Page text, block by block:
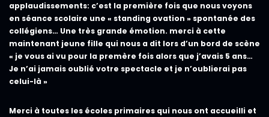
applaudissements: c’est la première fois que nous voyons
en séance scolaire une « standing ovation » spontanée des
collégiens… Une très grande émotion. merci à cette
maintenant jeune fille qui nous a dit lors d’un bord de scène
« je vous ai vu pour la premère fois alors que j’avais 5 ans…
Je n’ai jamais oublié votre spectacle et je n’oublierai pas
celui-là »
Merci à toutes les écoles primaires qui nous ont accueilli et